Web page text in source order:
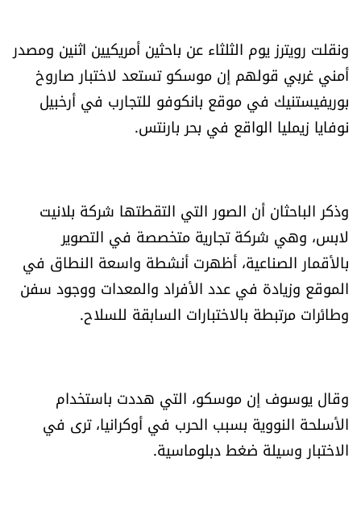
شروط الاستخدام
شروط الإشتراك
ونقلت رويترز يوم الثلثاء عن باحثين أمريكيين اثنين ومصدر
أمني غربي قولهم إن موسكو تستعد لاختبار صاروخ
بوريفيستنيك في موقع بانكوفو للتجارب في أرخبيل
نوفايا زيمليا الواقع في بحر بارنتس.
وذكر الباحثان أن الصور التي التقطتها شركة بلانيت
لابس، وهي شركة تجارية متخصصة في التصوير
بالأقمار الصناعية، أظهرت أنشطة واسعة النطاق في
الموقع وزيادة في عدد الأفراد والمعدات ووجود سفن
وطائرات مرتبطة بالاختبارات السابقة للسلاح.
وقال يوسوف إن موسكو، التي هددت باستخدام
الأسلحة النووية بسبب الحرب في أوكرانيا، ترى في
الاختبار وسيلة ضغط دبلوماسية.